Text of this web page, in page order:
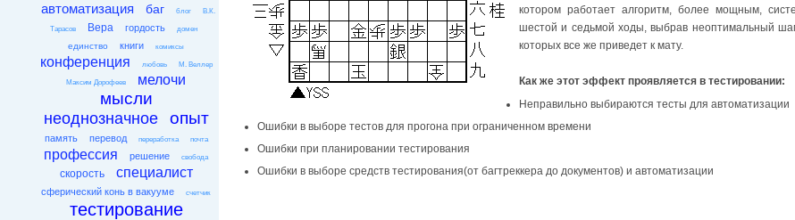
автоматизация баг блог В.К.
Тарасов Вера гордость домен
единство книги комиксы
конференция любовь М. Веллер
Максим Дорофеев мелочи
мысли
неоднозначное опыт
память перевод переработка почта
профессия решение свобода
скорость специалист
сферический конь в вакууме счетчик
тестирование
котором работает алгоритм, более мощным,
шестой и седьмой ходы, выбрав неоптимальный шаг
которых все же приведет к мату.
Как же этот эффект проявляется в тестировании:
Неправильно выбираются тесты для автоматизации
Ошибки в выборе тестов для прогона при ограниченном времени
Ошибки при планировании тестирования
Ошибки в выборе средств тестирования(от багтреккера до документов) и автоматизации